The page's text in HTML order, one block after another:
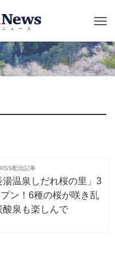
RSS配信記事
湯温泉しだれ桜の里」3
ン！6種の桜が咲き乱
酸泉も楽しんで